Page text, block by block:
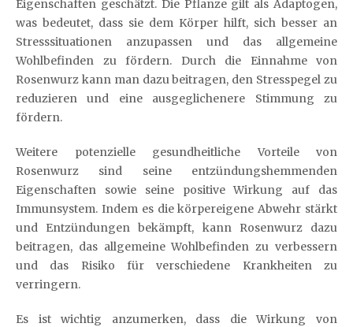
Eigenschaften geschätzt. Die Pflanze gilt als Adaptogen,
was bedeutet, dass sie dem Körper hilft, sich besser an
Stresssituationen anzupassen und das allgemeine
Wohlbefinden zu fördern. Durch die Einnahme von
Rosenwurz kann man dazu beitragen, den Stresspegel zu
reduzieren und eine ausgeglichenere Stimmung zu
fördern.
Weitere potenzielle gesundheitliche Vorteile von
Rosenwurz sind seine entzündungshemmenden
Eigenschaften sowie seine positive Wirkung auf das
Immunsystem. Indem es die körpereigene Abwehr stärkt
und Entzündungen bekämpft, kann Rosenwurz dazu
beitragen, das allgemeine Wohlbefinden zu verbessern
und das Risiko für verschiedene Krankheiten zu
verringern.
Es ist wichtig anzumerken, dass die Wirkung von